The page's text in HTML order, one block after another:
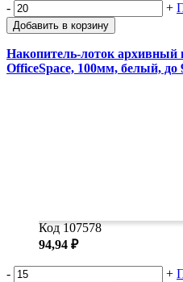
- +
Добавить в корзину
Накопитель-лоток архивный
OfficeSpace, 100мм, белый, до
Код 107578
94,94 ₽
- +